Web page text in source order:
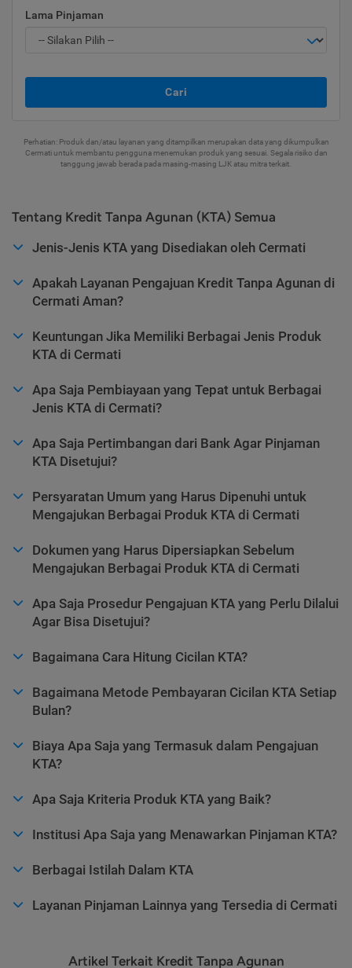
Lama Pinjaman
Cari
Perhatian: Produk dan/atau layanan yang ditampilkan merupakan data yang dikumpulkan
Cermati untuk membantu pengguna menemukan produk yang sesuai. Segala risiko dan
tanggung jawab berada pada masing-masing LJK atau mitra terkait.
Tentang Kredit Tanpa Agunan (KTA) Semua
Jenis-Jenis KTA yang Disediakan oleh Cermati
Apakah Layanan Pengajuan Kredit Tanpa Agunan di
Cermati Aman?
Keuntungan Jika Memiliki Berbagai Jenis Produk
KTA di Cermati
Apa Saja Pembiayaan yang Tepat untuk Berbagai
Jenis KTA di Cermati?
Apa Saja Pertimbangan dari Bank Agar Pinjaman
KTA Disetujui?
Persyaratan Umum yang Harus Dipenuhi untuk
Mengajukan Berbagai Produk KTA di Cermati
Dokumen yang Harus Dipersiapkan Sebelum
Mengajukan Berbagai Produk KTA di Cermati
Apa Saja Prosedur Pengajuan KTA yang Perlu Dilalui
Agar Bisa Disetujui?
Bagaimana Cara Hitung Cicilan KTA?
Bagaimana Metode Pembayaran Cicilan KTA Setiap
Bulan?
Biaya Apa Saja yang Termasuk dalam Pengajuan
KTA?
Apa Saja Kriteria Produk KTA yang Baik?
Institusi Apa Saja yang Menawarkan Pinjaman KTA?
Berbagai Istilah Dalam KTA
Layanan Pinjaman Lainnya yang Tersedia di Cermati
Artikel Terkait Kredit Tanpa Agunan